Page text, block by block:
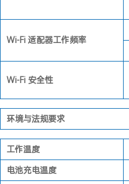
Wi-Fi 适配器工作频率
Wi-Fi 安全性
环境与法规要求
工作温度
电池充电温度